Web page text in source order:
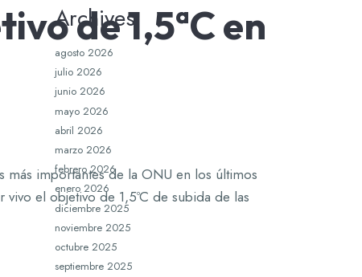
de 1,5ªC en
importantes de la ONU en los últimos
el objetivo de 1,5ºC de subida de las
Archives
agosto 2026
julio 2026
junio 2026
mayo 2026
abril 2026
marzo 2026
febrero 2026
enero 2026
diciembre 2025
noviembre 2025
octubre 2025
septiembre 2025